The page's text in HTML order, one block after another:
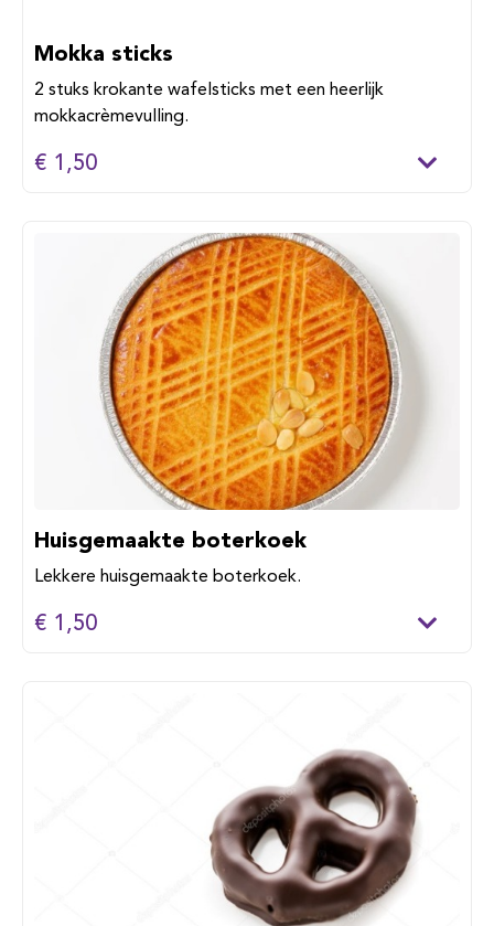
Mokka sticks
2 stuks krokante wafelsticks met een heerlijk
mokkacrèmevulling.
€ 1,50
Huisgemaakte boterkoek
Lekkere huisgemaakte boterkoek.
€ 1,50